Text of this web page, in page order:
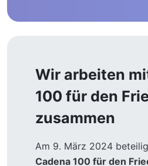
Wir arbeiten
100 für den
zusammen
Am 9. März 2024
Cadena 100 für den